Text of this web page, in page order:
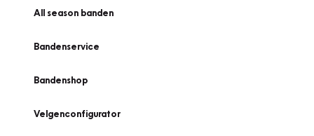
All season banden
Bandenservice
Bandenshop
Velgenconfigurator